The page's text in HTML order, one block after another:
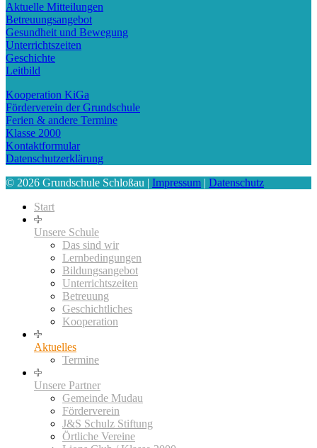
Aktuelle Mitteilungen
Betreuungsangebot
Gesundheit und Bewegung
Unterrichtszeiten
Geschichte
Leitbild
Kooperation KiGa
Förderverein der Grundschule
Ferien & andere Termine
Klasse 2000
Kontaktformular
Datenschutzerklärung
© 2026 Grundschule Schloßau | Impressum | Datenschutz
Start
Unsere Schule
Das sind wir
Lernbedingungen
Bildungsangebot
Unterrichtszeiten
Betreuung
Geschichtliches
Kooperation
Aktuelles
Termine
Unsere Partner
Gemeinde Mudau
Förderverein
J&S Schulz Stiftung
Örtliche Vereine